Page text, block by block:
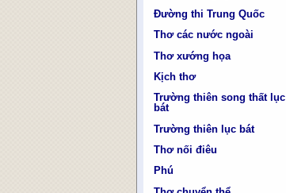
Đường thi Trung Quốc
Thơ các nước ngoài
Thơ xướng họa
Kịch thơ
Trường thiên song thất lục
bát
Trường thiên lục bát
Thơ nối điêu
Phú